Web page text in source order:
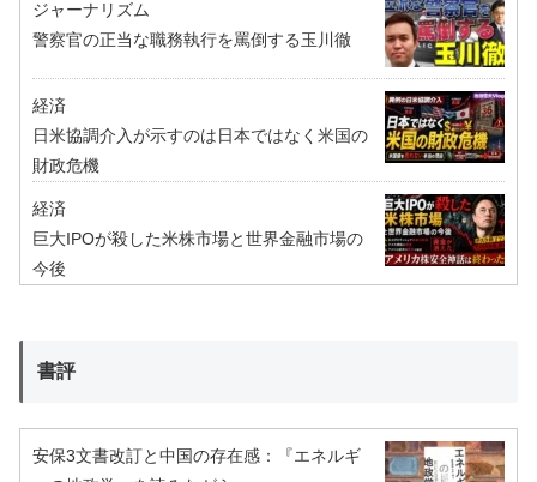
ジャーナリズム
警察官の正当な職務執行を罵倒する玉川徹
経済
日米協調介入が示すのは日本ではなく米国の
財政危機
経済
巨大IPOが殺した米株市場と世界金融市場の
今後
書評
安保3文書改訂と中国の存在感：『エネルギ